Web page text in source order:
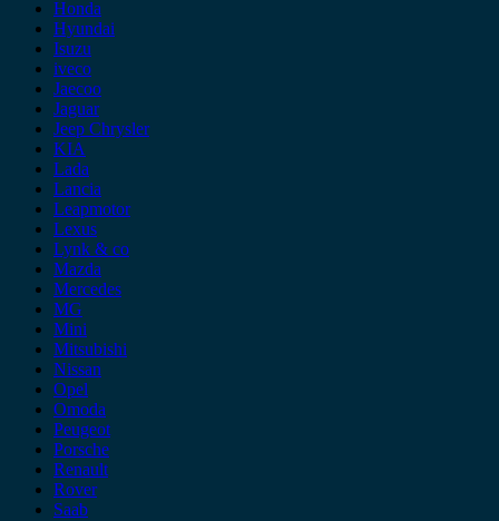
Honda
Hyundai
Isuzu
iveco
Jaecoo
Jaguar
Jeep Chrysler
KIA
Lada
Lancia
Leapmotor
Lexus
Lynk & co
Mazda
Mercedes
MG
Mini
Mitsubishi
Nissan
Opel
Omoda
Peugeot
Porsche
Renault
Rover
Saab